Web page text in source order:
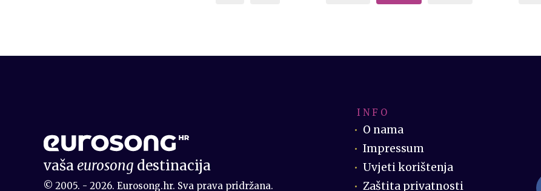
vašaeurosong destinacija
© 2005. - 2026. Eurosong.hr. Sva prava pridržana.
I N F O
O nama
Impressum
Uvjeti korištenja
Zaštita privatnosti